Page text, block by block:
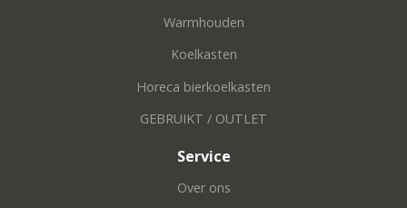
Warmhouden
Koelkasten
Horeca bierkoelkasten
GEBRUIKT / OUTLET
Service
Over ons